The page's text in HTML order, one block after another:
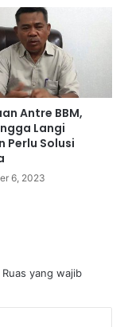
Antre BBM,
Langi
Perlu Solusi
6, 2023
Ruas yang wajib